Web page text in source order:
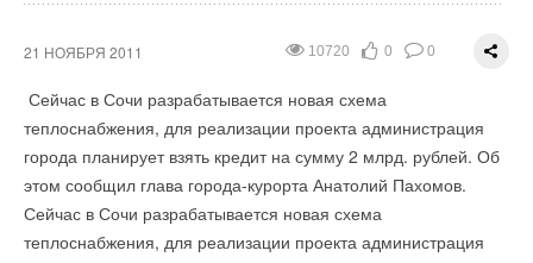
10720 0 0
21 НОЯБРЯ 2011
Сейчас в Сочи разрабатывается новая схема
теплоснабжения, для реализации проекта администрация
города планирует взять кредит на сумму 2 млрд. рублей. Об
этом сообщил глава города-курорта Анатолий Пахомов.
Сейчас в Сочи разрабатывается новая схема
теплоснабжения, для реализации проекта администрация
повышения энергетической эффективности прошло первое
Госкомтарифэнерго Хакасии. После знакомства с
работниками недавно образованного ведомства были
определены планы работы на ближайшую перспективу.
Основной задачей Центра энергосбережения станет
корректировка Республиканской программы
«Энергосбережение и повышение энергетической
эффективности в Республике Хакасия на 2010 — 2015 годы и
проводила конкурс на лучшее решение по повышению
было прислано много интересных и достойных приза заявок,
из которых компетентное жюри выбрало три лучших проекта.
В номинации «Самое эффективное решение»
(максимальная экономия) победил Аипов Тимур Фаридович
из Казани. Его проект еще раз подтверждает, что даже если
стены дома выполнены из конструктивного материала с